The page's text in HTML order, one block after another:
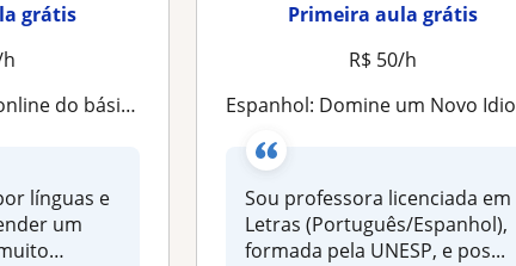
grátis
ao avançado!
línguas e
um
Primeira aula grátis
R$ 50/h
Espanhol: Domine um Novo Idioma com Aulas Personalizadas
Sou professora licenciada em
Letras (Português/Espanhol),
formada pela UNESP, e pos...